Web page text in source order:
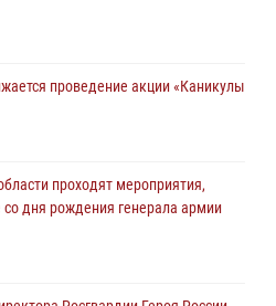
проведение акции «Каникулы
проходят мероприятия,
дня рождения генерала армии